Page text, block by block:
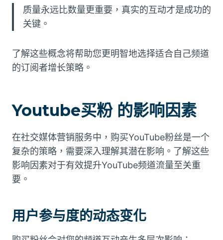
质量永远比数量更重要，真实的互动才是成功的
关键。
了解这些概念将帮助您更明智地选择适合自己频道
的订阅者增长策略。
Youtube买粉 的影响因素
在社交媒体营销服务中，购买YouTube粉丝是一个
复杂的策略，需要深入理解其潜在影响。了解这些
影响因素对于有效提升YouTube频道流量至关重
要。
用户参与度的动态变化